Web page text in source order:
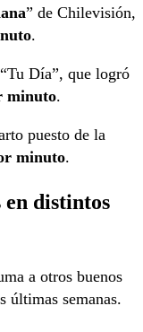
” de Chilevisión,
.
Día”, que logró
minuto.
puesto de la
minuto.
en distintos
a otros buenos
últimas semanas.